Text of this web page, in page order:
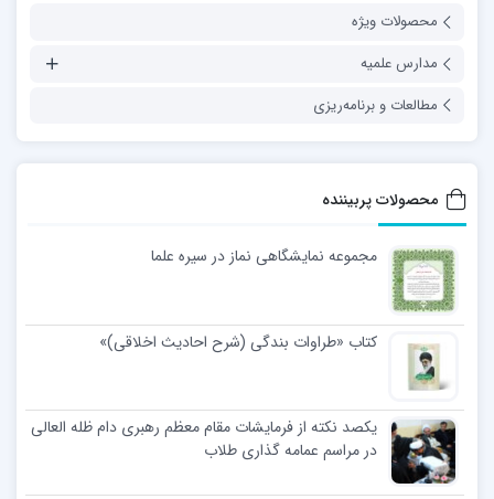
محصولات ویژه
مدارس علمیه
مطالعات و برنامه‌ریزی
محصولات پربیننده
مجموعه نمایشگاهی نماز در سیره علما
کتاب «طراوات بندگی (شرح احادیث اخلاقی)»
یکصد نکته از فرمایشات مقام معظم رهبری دام ظله العالی
در مراسم عمامه گذاری طلاب